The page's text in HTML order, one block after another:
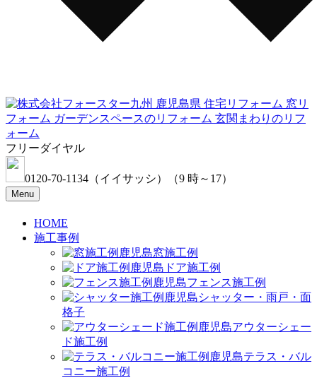
フリーダイヤル
0120-70-1134 （イイサッシ） （9 時～17）
Menu
HOME
施工事例
窓施工例
ドア施工例
フェンス施工例
シャッター・雨戸・面
格子
アウターシェー
ド施工例
テラス・バル
コニー施工例